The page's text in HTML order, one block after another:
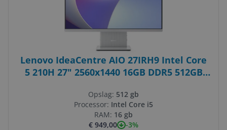
Lenovo IdeaCentre AIO 27IRH9 Intel Core
5 210H 27" 2560x1440 16GB DDR5 512GB
Opslag: 512 gb
Processor: Intel Core i5
RAM: 16 gb
€ 949,00
-3%